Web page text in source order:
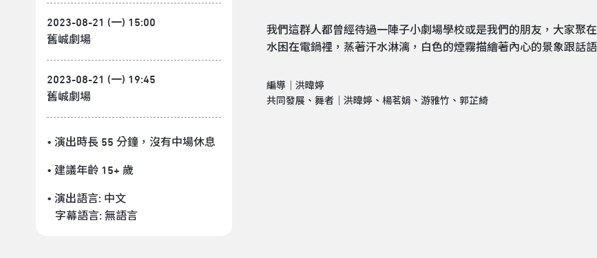
2023-08-21 (一) 15:00
舊峸劇場
2023-08-21 (一) 19:45
舊峸劇場
• 演出時長 55 分鐘 ，沒有中場休息
• 建議年齡 15+ 歲
• 演出語言: 中文
字幕語言: 無語言
我們這群人都曾經待過一陣子小劇場學校或是我們的朋友，大家聚
水困在電鍋裡，蒸著汗水淋漓，白色的煙霧描繪著內心的景象跟話語
編導｜洪暐婷
共同發展、舞者｜洪暐婷、楊茗娟、游雅竹、郭芷綺